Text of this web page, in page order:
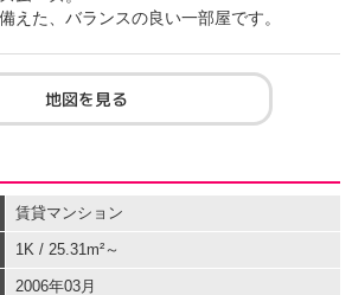
えた、バランスの良い一部屋です。
地図を見る
賃貸マンション
1K / 25.31m²～
2006年03月